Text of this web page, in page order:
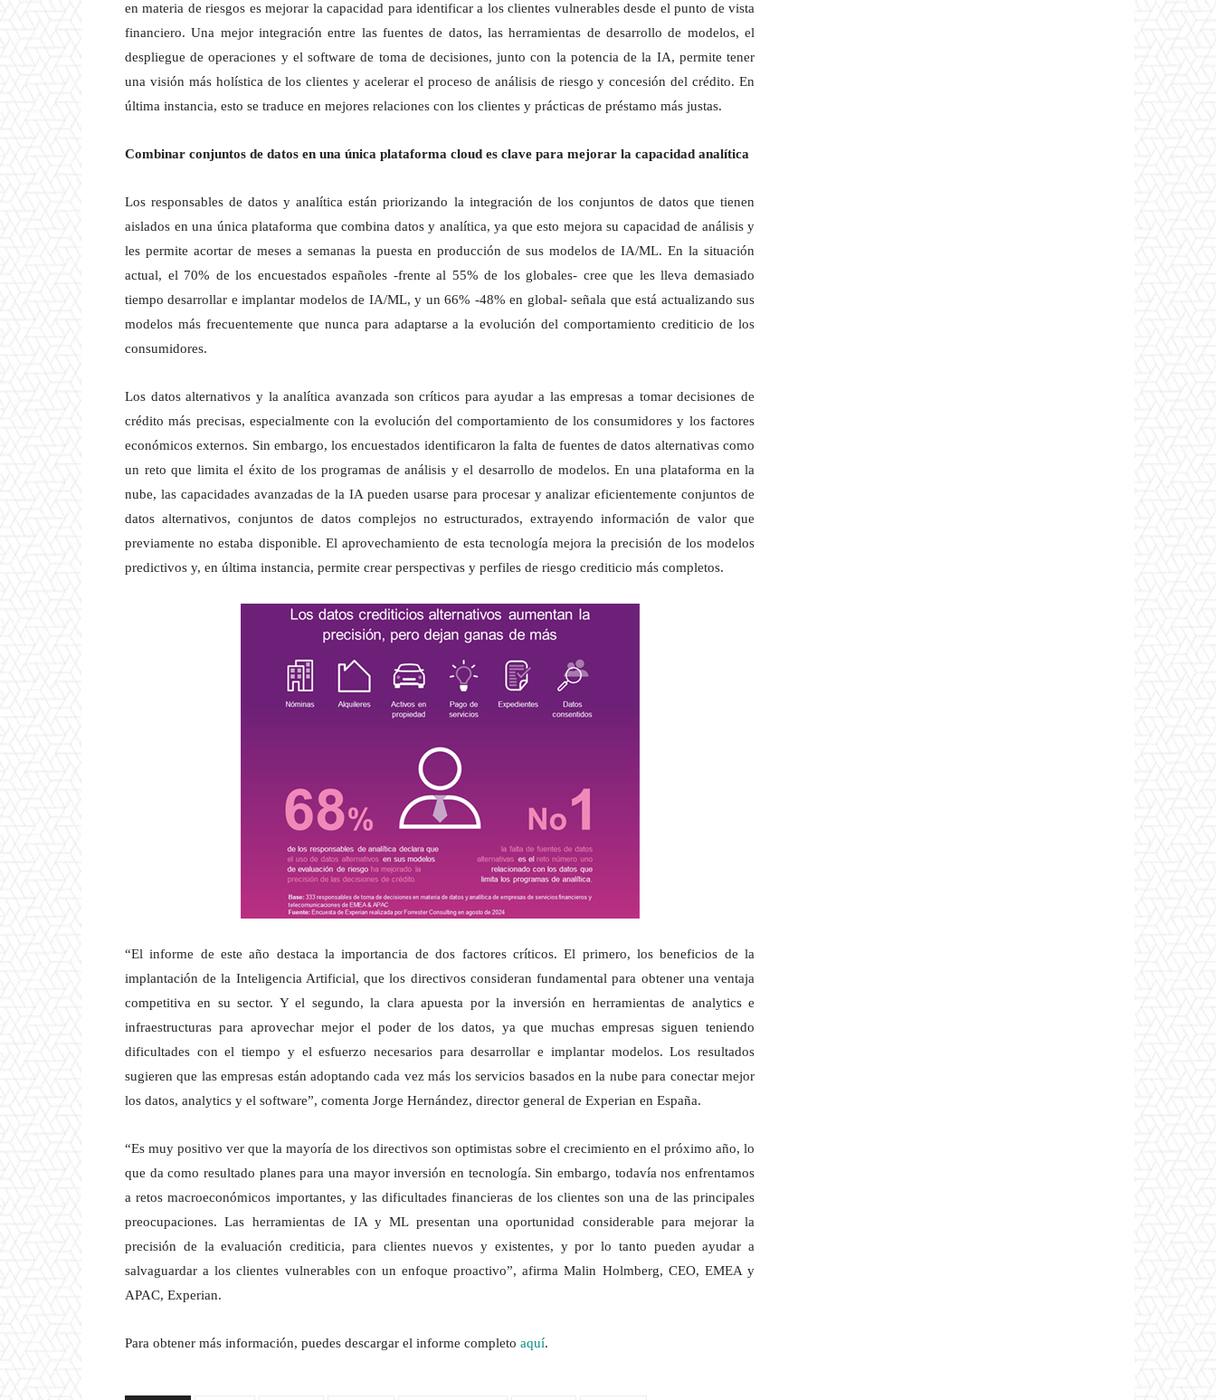
en materia de riesgos es mejorar la capacidad para identificar a los clientes vulnerables desde el punto de vista
financiero. Una mejor integración entre las fuentes de datos, las herramientas de desarrollo de modelos, el
despliegue de operaciones y el software de toma de decisiones, junto con la potencia de la IA, permite tener
una visión más holística de los clientes y acelerar el proceso de análisis de riesgo y concesión del crédito. En
última instancia, esto se traduce en mejores relaciones con los clientes y prácticas de préstamo más justas.
Combinar conjuntos de datos en una única plataforma cloud es clave para mejorar la capacidad analítica
Los responsables de datos y analítica están priorizando la integración de los conjuntos de datos que tienen
aislados en una única plataforma que combina datos y analítica, ya que esto mejora su capacidad de análisis y
les permite acortar de meses a semanas la puesta en producción de sus modelos de IA/ML. En la situación
actual, el 70% de los encuestados españoles -frente al 55% de los globales- cree que les lleva demasiado
tiempo desarrollar e implantar modelos de IA/ML, y un 66% -48% en global- señala que está actualizando sus
modelos más frecuentemente que nunca para adaptarse a la evolución del comportamiento crediticio de los
consumidores.
Los datos alternativos y la analítica avanzada son críticos para ayudar a las empresas a tomar decisiones de
crédito más precisas, especialmente con la evolución del comportamiento de los consumidores y los factores
económicos externos. Sin embargo, los encuestados identificaron la falta de fuentes de datos alternativas como
un reto que limita el éxito de los programas de análisis y el desarrollo de modelos. En una plataforma en la
nube, las capacidades avanzadas de la IA pueden usarse para procesar y analizar eficientemente conjuntos de
datos alternativos, conjuntos de datos complejos no estructurados, extrayendo información de valor que
previamente no estaba disponible. El aprovechamiento de esta tecnología mejora la precisión de los modelos
predictivos y, en última instancia, permite crear perspectivas y perfiles de riesgo crediticio más completos.
“El informe de este año destaca la importancia de dos factores críticos. El primero, los beneficios de la
implantación de la Inteligencia Artificial, que los directivos consideran fundamental para obtener una ventaja
competitiva en su sector. Y el segundo, la clara apuesta por la inversión en herramientas de analytics e
infraestructuras para aprovechar mejor el poder de los datos, ya que muchas empresas siguen teniendo
dificultades con el tiempo y el esfuerzo necesarios para desarrollar e implantar modelos. Los resultados
sugieren que las empresas están adoptando cada vez más los servicios basados en la nube para conectar mejor
los datos, analytics y el software”, comenta Jorge Hernández, director general de Experian en España.
“Es muy positivo ver que la mayoría de los directivos son optimistas sobre el crecimiento en el próximo año, lo
que da como resultado planes para una mayor inversión en tecnología. Sin embargo, todavía nos enfrentamos
a retos macroeconómicos importantes, y las dificultades financieras de los clientes son una de las principales
preocupaciones. Las herramientas de IA y ML presentan una oportunidad considerable para mejorar la
precisión de la evaluación crediticia, para clientes nuevos y existentes, y por lo tanto pueden ayudar a
salvaguardar a los clientes vulnerables con un enfoque proactivo”, afirma Malin Holmberg, CEO, EMEA y
APAC, Experian.
Para obtener más información, puedes descargar el informe completo aquí.